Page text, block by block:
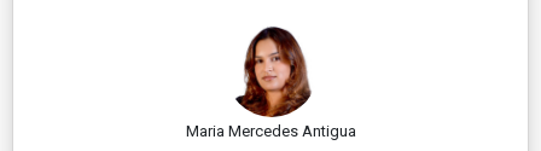
Maria Mercedes Antigua